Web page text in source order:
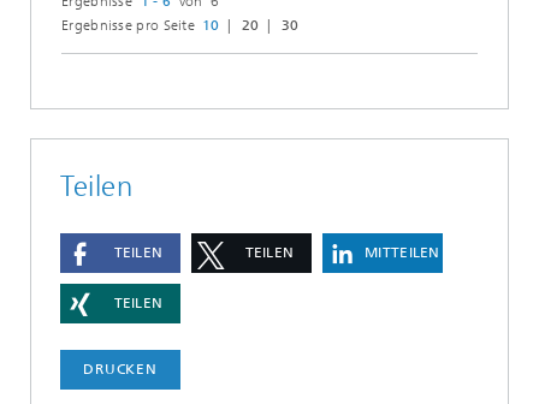
Ergebnisse pro Seite 10 20 30
Teilen
TEILEN TEILEN MITTEILEN
TEILEN
DRUCKEN